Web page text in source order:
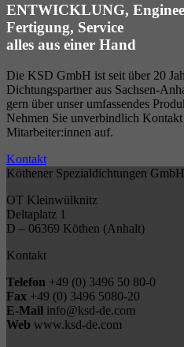
ENTWICKLUNG,
Fertigung, Service
alles aus einer Hand
Die KSD GmbH ist seit über 20
Dichtungspartner aus Sachsen-
gern über unser umfassendes
Nehmen Sie unverbindlich Kontakt
Mitarbeiter:innen auf.
Kontakt
Köthener Spezialdichtungen GmbH
OT Kleinwülknitz
Deltaplatz 1
D – 06369 Köthen (Anhalt)
Kontakt
Telefon +49 (0) 3496 50 80-0
Fax +49 (0) 3496 5080-20
E-Mail info@ksd-de.com
Web www.ksd-de.com